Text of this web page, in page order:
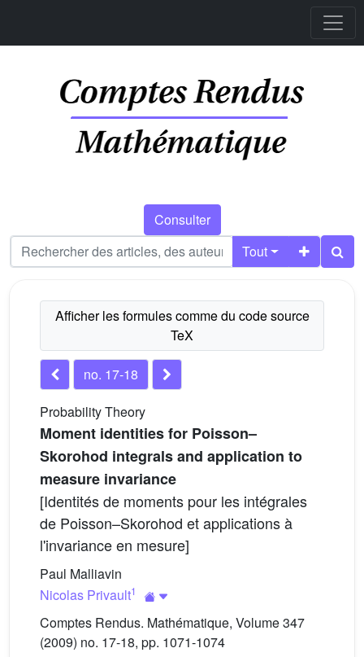
Consulter
Tout
no. 17-18
Probability Theory
Moment identities for Poisson–
Skorohod integrals and application to
measure invariance
[Identités de moments pour les intégrales
de Poisson–Skorohod et applications à
l'invariance en mesure]
Paul Malliavin
Nicolas Privault1
Comptes Rendus. Mathématique, Volume 347
(2009) no. 17-18, pp. 1071-1074